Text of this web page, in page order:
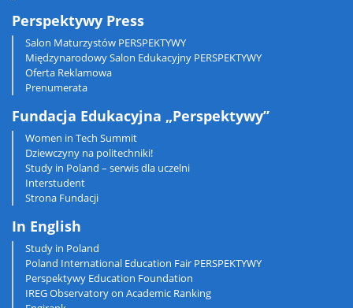
Perspektywy Press
Salon Maturzystów PERSPEKTYWY
Międzynarodowy Salon Edukacyjny PERSPEKTYWY
Oferta Reklamowa
Prenumerata
Fundacja Edukacyjna „Perspektywy”
Women in Tech Summit
Dziewczyny na politechniki!
Study in Poland – serwis dla uczelni
Interstudent
Strona Fundacji
In English
Study in Poland
Poland International Education Fair PERSPEKTYWY
Perspektywy Education Foundation
IREG Observatory on Academic Ranking